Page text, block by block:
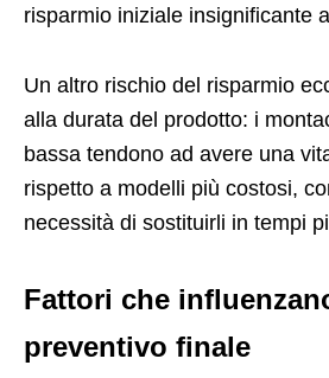
risparmio iniziale insignificante
Un altro rischio del risparmio
alla durata del prodotto: i
bassa tendono ad avere una
rispetto a modelli più costosi,
necessità di sostituirli in tempi
Fattori che
preventivo finale